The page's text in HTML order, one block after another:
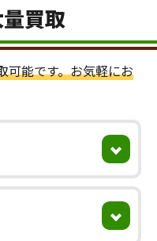
買取
可能です。お気軽にお